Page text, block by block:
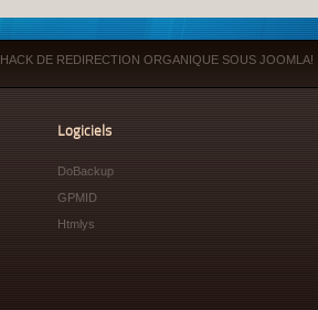
HACK DE REDIRECTION ORGANIQUE SOUS JOOMLA!
Logiciels
DoBackup
GPMID
Htmlys